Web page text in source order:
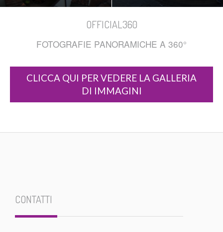
OFFICIAL360
FOTOGRAFIE PANORAMICHE A 360°
CLICCA QUI PER VEDERE LA GALLERIA
DI IMMAGINI
CONTATTI